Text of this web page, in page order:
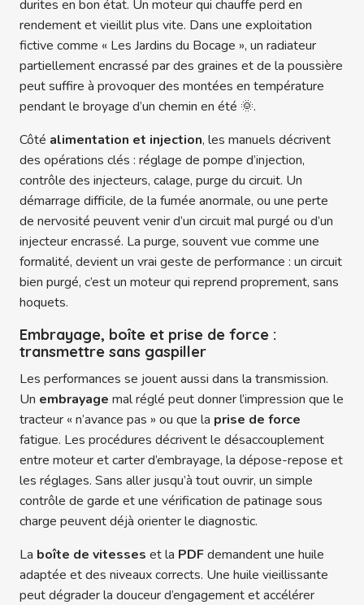
durites en bon état. Un moteur qui chauffe perd en
rendement et vieillit plus vite. Dans une exploitation
fictive comme « Les Jardins du Bocage », un radiateur
partiellement encrassé par des graines et de la poussière
peut suffire à provoquer des montées en température
pendant le broyage d’un chemin en été 🌞.
Côté alimentation et injection, les manuels décrivent
des opérations clés : réglage de pompe d’injection,
contrôle des injecteurs, calage, purge du circuit. Un
démarrage difficile, de la fumée anormale, ou une perte
de nervosité peuvent venir d’un circuit mal purgé ou d’un
injecteur encrassé. La purge, souvent vue comme une
formalité, devient un vrai geste de performance : un circuit
bien purgé, c’est un moteur qui reprend proprement, sans
hoquets.
Embrayage, boîte et prise de force :
transmettre sans gaspiller
Les performances se jouent aussi dans la transmission.
Un embrayage mal réglé peut donner l’impression que le
tracteur « n’avance pas » ou que la prise de force
fatigue. Les procédures décrivent le désaccouplement
entre moteur et carter d’embrayage, la dépose-repose et
les réglages. Sans aller jusqu’à tout ouvrir, un simple
contrôle de garde et une vérification de patinage sous
charge peuvent déjà orienter le diagnostic.
La boîte de vitesses et la PDFdemandent une huile
adaptée et des niveaux corrects. Une huile vieillissante
peut dégrader la douceur d’engagement et accélérer